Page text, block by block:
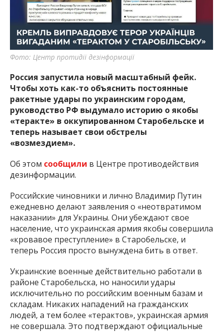
важную информацию о событиях
города Запорожья и области.
Фото: Центр протидії дезінформації
Россия запустила новый масштабный фейк.
Чтобы хоть как-то объяснить постоянные
ракетные удары по украинским городам,
руководство РФ выдумало историю о якобы
«теракте» в оккупированном Старобельске и
теперь называет свои обстрелы
«возмездием».
Об этом сообщили в Центре противодействия
дезинформации.
Российские чиновники и лично Владимир Путин
ежедневно делают заявления о «неотвратимом
наказании» для Украины. Они убеждают свое
население, что украинская армия якобы совершила
«кровавое преступление» в Старобельске, и
теперь Россия просто вынуждена бить в ответ.
Украинские военные действительно работали в
районе Старобельска, но наносили удары
исключительно по российским военным базам и
складам. Никаких нападений на гражданских
людей, а тем более «терактов», украинская армия
не совершала. Это подтверждают официальные